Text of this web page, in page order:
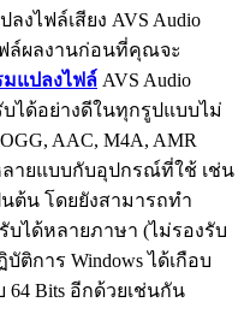
งไฟล์เสียง AVS Audio
ล์ผลงานก่อนที่คุณจะ
มแปลงไฟล์ AVS Audio
บได้อย่างดีในทุกรูปแบบไม่
AAC, M4A, AMR
ายแบบกับอุปกรณ์ที่ใช้ เช่น
ป็นต้น โดยยังสามารถทำ
บได้หลายภาษา (ไม่รองรับ
การ Windows ได้เกือบ
64 Bits อีกด้วยเช่นกัน